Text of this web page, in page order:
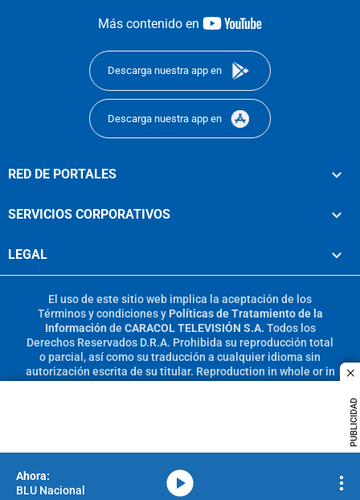
PUBLICIDAD
Más contenido en
youtube-
Descarga nuestra app en
Descarga nuestra app en
RED DE PORTALES
SERVICIOS CORPORATIVOS
LEGAL
El uso de este sitio web implica la aceptación de los
Términos y condicionesy Políticas de Tratamiento de la
Información de CARACOL TELEVISIÓN S.A. Todos los
Derechos Reservados D.R.A. Prohibida su reproducción total
o parcial, así como su traducción a cualquier idioma sin
autorización escrita de su titular. Reproduction in whole or in
BLU Nacional